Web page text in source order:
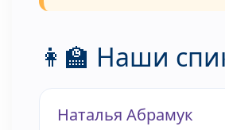
👩‍🏫 Наши
Наталья Абрамук